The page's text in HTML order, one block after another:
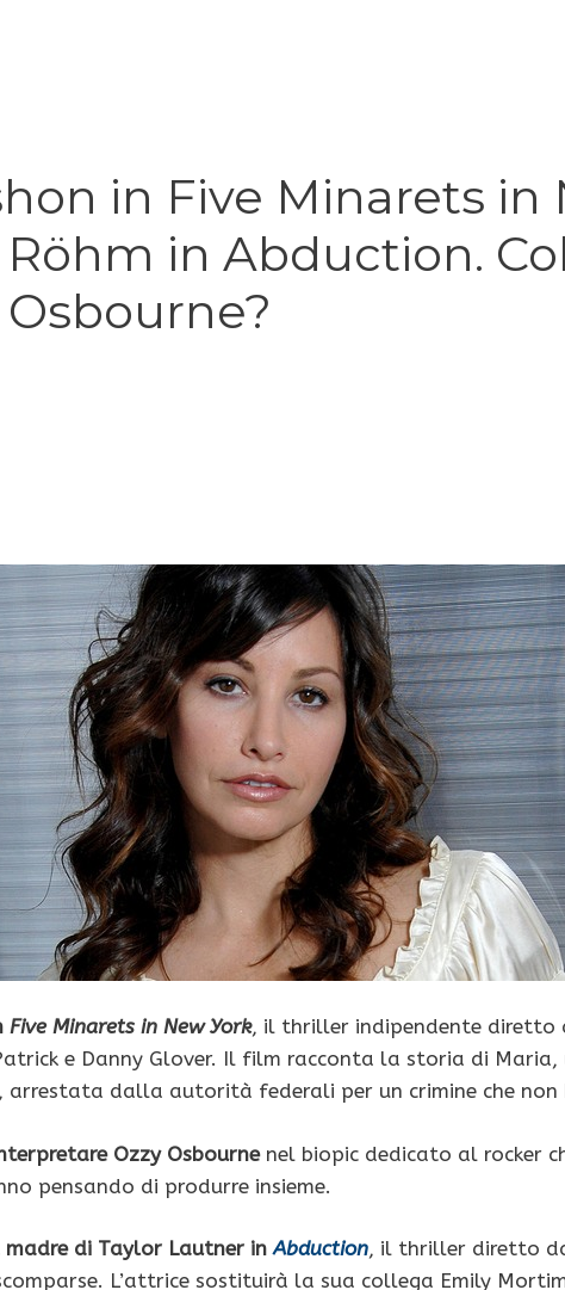
in Five Minarets in
in Abduction.
Osbourne?
Five Minarets in New York, il thriller indipendente diretto
e Danny Glover. Il film racconta la storia di
arrestata dalla autorità federali per un crimine che non
Ozzy Osbournenel biopic dedicato al rocker
pensando di produrre insieme.
madre di Taylor Lautner inAbduction, il thriller diretto
L’attrice sostituirà la sua collega Emily